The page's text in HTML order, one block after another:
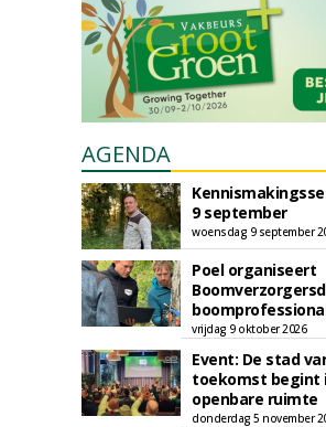
AGENDA
9 september
woensdag 9 september
Poel organiseert
vrijdag 9 oktober 2026
Event: De stad
toekomst begint
openbare ruimte
donderdag 5 november